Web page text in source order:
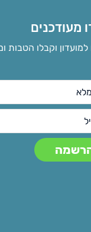
מעודכנים
וקבלו הטבות